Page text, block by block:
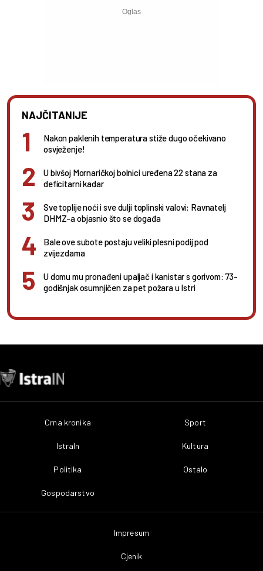
NAJČITANIJE
Nakon paklenih temperatura stiže dugo očekivano
osvježenje!
U bivšoj Mornaričkoj bolnici uređena 22 stana za
deficitarni kadar
Sve toplije noći i sve dulji toplinski valovi: Ravnatelj
DHMZ-a objasnio što se događa
Bale ove subote postaju veliki plesni podij pod
zvijezdama
U domu mu pronađeni upaljač i kanistar s gorivom: 73-
godišnjak osumnjičen za pet požara u Istri
Crna kronika
IstraIn
Politika
Gospodarstvo
Sport
Kultura
Ostalo
Impresum
Cjenik